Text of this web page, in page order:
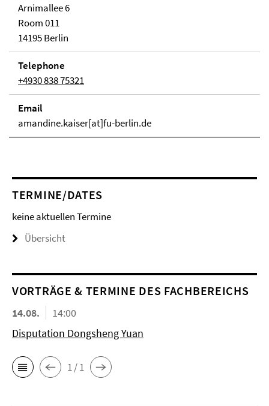
Arnimallee 6
Room 011
14195 Berlin
Telephone
+4930 838 75321
Email
amandine.kaiser[at]fu-berlin.de
TERMINE/DATES
keine aktuellen Termine
Übersicht
VORTRÄGE & TERMINE DES FACHBEREICHS
14.08.
14:00
Disputation Dongsheng Yuan
1 / 1